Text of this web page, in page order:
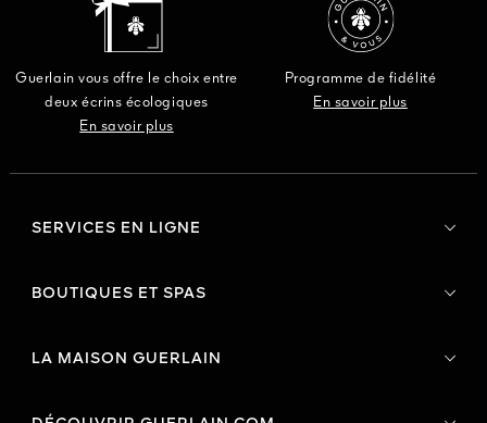
Guerlain vous offre le choix entre
deux écrins écologiques
En savoir plus
Programme de fidélité
En savoir plus
SERVICES EN LIGNE
BOUTIQUES ET SPAS
LA MAISON GUERLAIN